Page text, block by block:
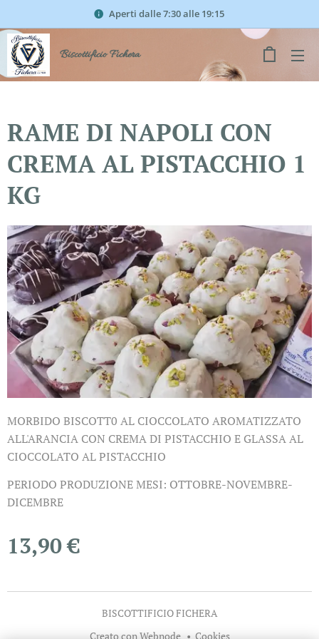
Aperti dalle 7:30 alle 19:15
Biscottificio Fichera
RAME DI NAPOLI CON
CREMA AL PISTACCHIO 1
KG
MORBIDO BISCOTT0 AL CIOCCOLATO AROMATIZZATO
ALL'ARANCIA CON CREMA DI PISTACCHIO E GLASSA AL
CIOCCOLATO AL PISTACCHIO
PERIODO PRODUZIONE MESI: OTTOBRE-NOVEMBRE-
DICEMBRE
13,90€
BISCOTTIFICIO FICHERA
Creato conWebnode Cookies